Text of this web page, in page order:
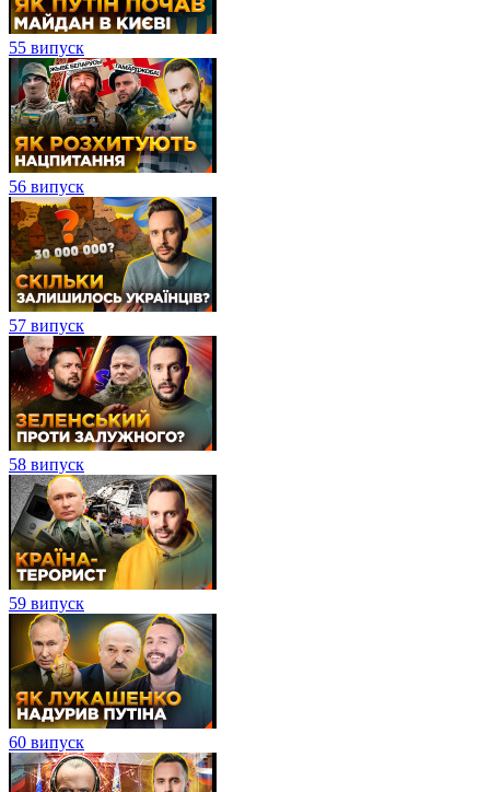
55 випуск
56 випуск
57 випуск
58 випуск
59 випуск
60 випуск